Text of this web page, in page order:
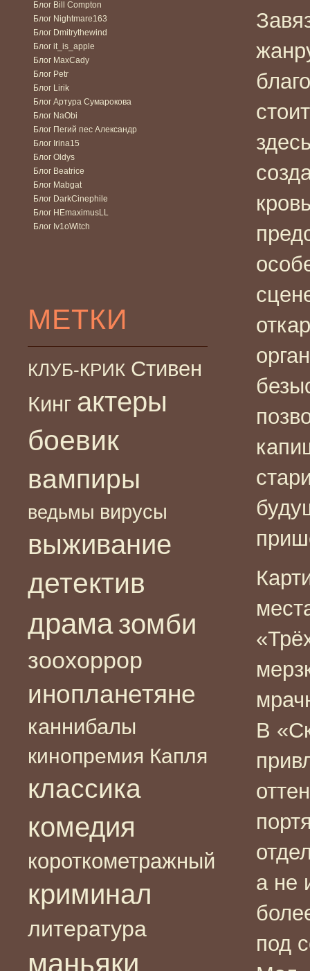
Блог Bill Compton
Блог Nightmare163
Блог Dmitrythewind
Блог it_is_apple
Блог MaxCady
Блог Petr
Блог Lirik
Блог Артура Сумарокова
Блог NaObi
Блог Пегий пес Александр
Блог Irina15
Блог Oldys
Блог Beatrice
Блог Mabgat
Блог DarkCinephile
Блог HEmaximusLL
Блог Iv1oWitch
МЕТКИ
КЛУБ-КРИК Стивен
Кинг актеры
боевик
вампиры
ведьмы вирусы
выживание
детектив
драма зомби
зоохоррор
инопланетяне
каннибалы
кинопремия Капля
классика
комедия
короткометражный
криминал
литература
маньяки
В
а не
под